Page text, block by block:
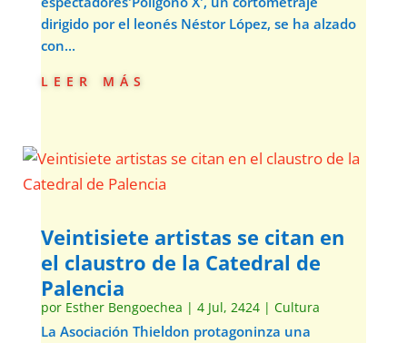
dirigido por el leonés Néstor López, se ha alzado
con...
leer más
Veintisiete artistas se citan en
el claustro de la Catedral de
Palencia
por Esther Bengoechea | 4 Jul, 2424| Cultura
La Asociación Thieldon protagoninza una